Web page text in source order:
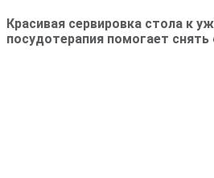
Красивая сервировка стола к
посудотерапия помогает снять